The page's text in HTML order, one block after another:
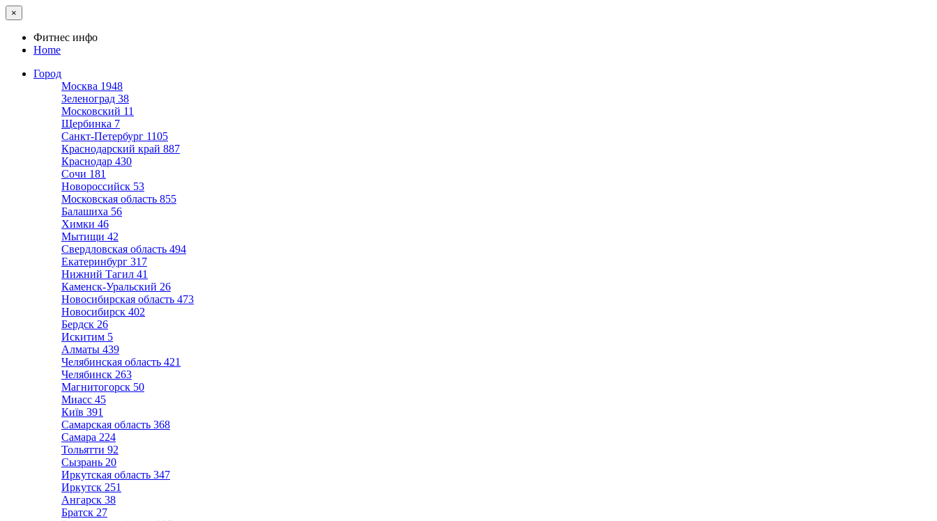
×
Фитнес инфо
Home
Город
Москва 1948
Зеленоград 38
Московский 11
Щербинка 7
Санкт-Петербург 1105
Краснодарский край 887
Краснодар 430
Сочи 181
Новороссийск 53
Московская область 855
Балашиха 56
Химки 46
Мытищи 42
Свердловская область 494
Екатеринбург 317
Нижний Тагил 41
Каменск-Уральский 26
Новосибирская область 473
Новосибирск 402
Бердск 26
Искитим 5
Алматы 439
Челябинская область 421
Челябинск 263
Магнитогорск 50
Миасс 45
Київ 391
Самарская область 368
Самара 224
Тольятти 92
Сызрань 20
Иркутская область 347
Иркутск 251
Ангарск 38
Братск 27